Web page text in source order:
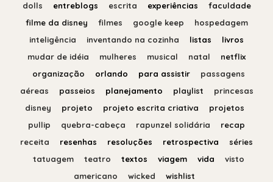
dolls
entreblogs escrita experiências
faculdade
filme da disney
filmes google keep
hospedagem
inteligência
inventando na cozinha listas
livros
mudar de idéia
mulheres musical natal
netflix
organização
orlando para assistir
passagens
aéreas
passeios planejamento playlist
princesas
disney
projeto projeto escrita criativa
projetos
pullip
quebra-cabeça rapunzel solidária
recap
receita
resenhas resoluções retrospectiva
séries
tatuagem
teatro textos viagem vida
visto
americano
wicked wishlist